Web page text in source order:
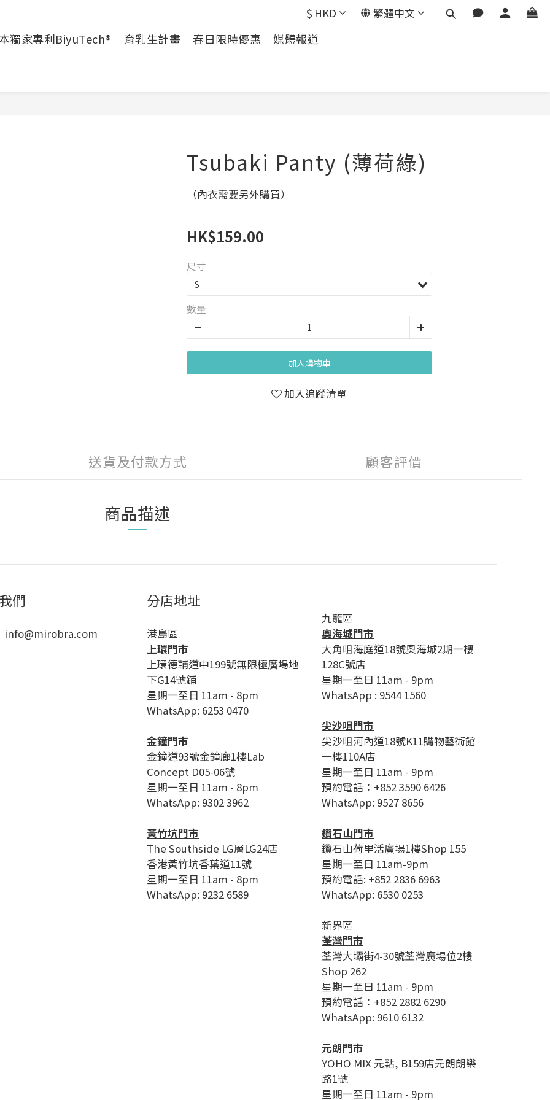
$ HKD 繁體中文
獨家專利BiyuTech® 育乳生計畫 春日限時優惠 媒體報道
Tsubaki Panty (薄荷綠)
（內衣需要另外購買）
HK$159.00
尺寸
數量
加入購物車
加入追蹤清單
送貨及付款方式 顧客評價
商品描述
們
info@mirobra.com
分店地址
港島區
上環門市
上環德輔道中199號無限極廣場地
下G14號鋪
星期一至日 11am - 8pm
WhatsApp: 6253 0470
金鐘門市
金鐘道93號金鐘廊1樓Lab
Concept D05-06號
星期一至日 11am - 8pm
WhatsApp: 9302 3962
黃竹坑門市
The Southside LG層LG24店
香港黃竹坑香葉道11號
星期一至日 11am - 8pm
WhatsApp: 9232 6589
九龍區
奧海城門市
大角咀海庭道18號奧海城2期一樓
128C號店
星期一至日 11am - 9pm
WhatsApp : 9544 1560
尖沙咀門市
尖沙咀河內道18號K11購物藝術館
一樓110A店
星期一至日 11am - 9pm
預約電話：+852 3590 6426
WhatsApp: 9527 8656
鑽石山門市
鑽石山荷里活廣場1樓Shop 155
星期一至日 11am-9pm
預約電話: +852 2836 6963
WhatsApp: 6530 0253
新界區
荃灣門市
荃灣大壩街4-30號荃灣廣場位2樓
Shop 262
星期一至日 11am - 9pm
預約電話：+852 2882 6290
WhatsApp: 9610 6132
元朗門市
YOHO MIX 元點, B159店元朗朗樂
路1號
星期一至日 11am - 9pm